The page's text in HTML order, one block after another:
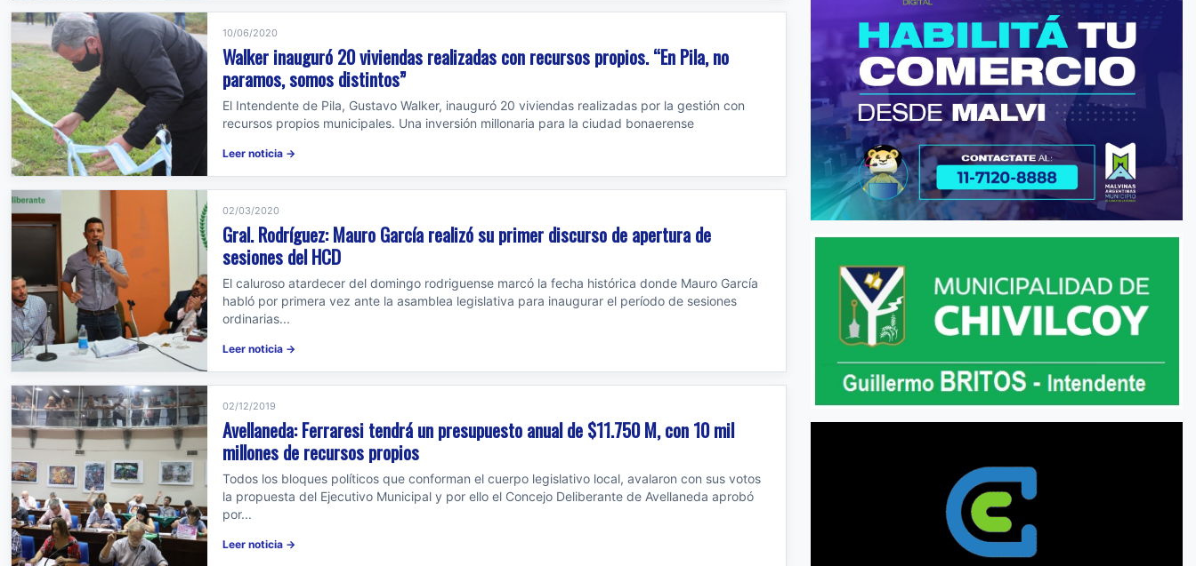
10/06/2020
Walker inauguró 20 viviendas realizadas con recursos propios. “En Pila, no
paramos, somos distintos”
El Intendente de Pila, Gustavo Walker, inauguró 20 viviendas realizadas por la gestión con
recursos propios municipales. Una inversión millonaria para la ciudad bonaerense
Leer noticia →
02/03/2020
Gral. Rodríguez: Mauro García realizó su primer discurso de apertura de
sesiones del HCD
El caluroso atardecer del domingo rodriguense marcó la fecha histórica donde Mauro García
habló por primera vez ante la asamblea legislativa para inaugurar el período de sesiones
ordinarias...
Leer noticia →
02/12/2019
Avellaneda: Ferraresi tendrá un presupuesto anual de $11.750 M, con 10 mil
millones de recursos propios
Todos los bloques políticos que conforman el cuerpo legislativo local, avalaron con sus votos
la propuesta del Ejecutivo Municipal y por ello el Concejo Deliberante de Avellaneda aprobó
por...
Leer noticia →